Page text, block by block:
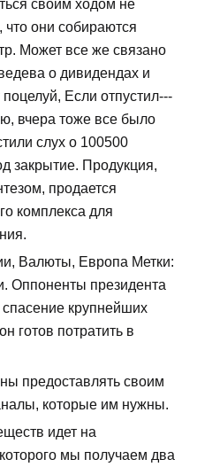
своим ходом не
они собираются
Может все же связано
о дивидендах и
Если отпустил---
вчера тоже все было
слух о 100500
закрытие. Продукция,
продается
комплекса для
Валюты, Европа Метки:
Оппоненты президента
крупнейших
готов потратить в
предоставлять своим
которые им нужны.
идет на
мы получаем два